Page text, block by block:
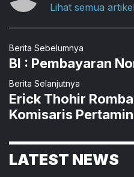
Lihat semua artikel
Berita Sebelumnya
BI : Pembayaran
Berita Selanjutnya
Erick Thohir
Komisaris
LATEST NEWS